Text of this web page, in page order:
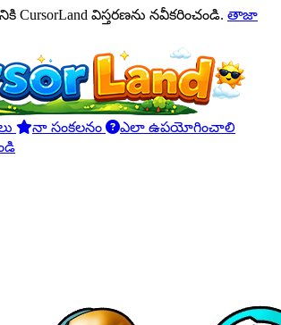
CursorLand విస్తరణను నవీకరించండి. తాజా
నా సంకలనం
ఎలా ఉపయోగించాలి